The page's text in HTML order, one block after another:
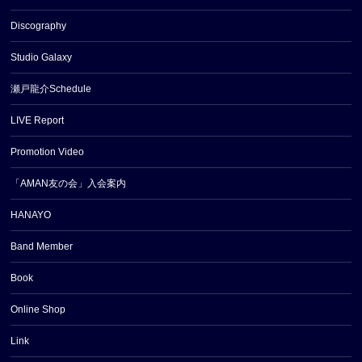
Discography
Studio Galaxy
瀬戸龍介Schedule
LIVE Report
Promotion Video
「AMAN友の会」入会案内
HANAYO
Band Member
Book
Online Shop
Link